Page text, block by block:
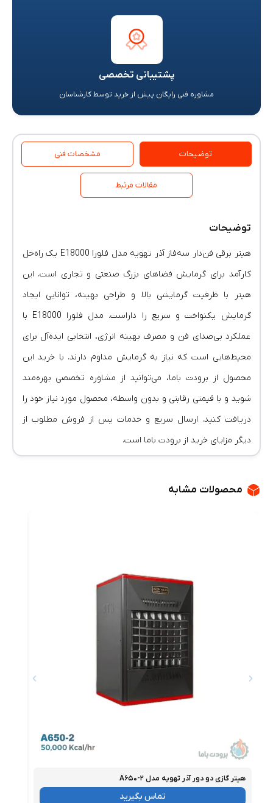
پشتیبانی تخصصی
مشاوره فنی رایگان پیش از خرید توسط کارشناسان
توضیحات مشخصات فنی
مقالات مرتبط
توضیحات
هیتر برقی فن‌دار سه‌فاز آذر تهویه مدل فلورا E18000 یک راه‌حل
کارآمد برای گرمایش فضاهای بزرگ صنعتی و تجاری است. این
هیتر با ظرفیت گرمایشی بالا و طراحی بهینه، توانایی ایجاد
گرمایش یکنواخت و سریع را داراست. مدل فلورا E18000 با
عملکرد بی‌صدای فن و مصرف بهینه انرژی، انتخابی ایده‌آل برای
محیط‌هایی است که نیاز به گرمایش مداوم دارند. با خرید این
محصول از برودت باما، می‌توانید از مشاوره تخصصی بهره‌مند
شوید و با قیمتی رقابتی و بدون واسطه، محصول مورد نیاز خود را
دریافت کنید. ارسال سریع و خدمات پس از فروش مطلوب از
دیگر مزایای خرید از برودت باما است.
محصولات مشابه
هیتر گازی دو دور آذر تهویه مدل A۶۵۰-۲
موجود
تماس بگیرید